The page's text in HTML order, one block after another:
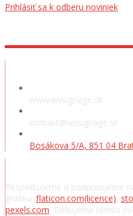
Prihlásiť sa k odberu noviniek
www.wvsignage.sk
kontakt@wvsignage.sk
Bosákova 5/A, 851 04
Respektujeme a podporujeme
grafiku: flaticon.com(licence),
pexels.com . Děkujeme těmto